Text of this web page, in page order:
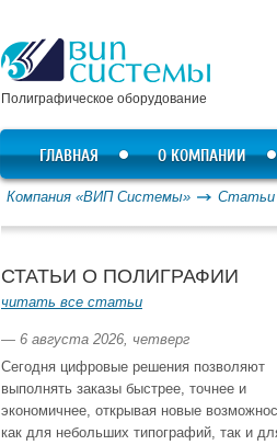
Полиграфическое оборудование
ГЛАВНАЯ О КОМПАНИИ
Компания «ВИП Системы» Статьи
СТАТЬИ О ПОЛИГРАФИИ
читать все статьи
— 6 августа 2026, четверг
Сегодня цифровые решения позволяют
выполнять заказы быстрее, точнее и
экономичнее, открывая новые
как для небольших типографий, так и